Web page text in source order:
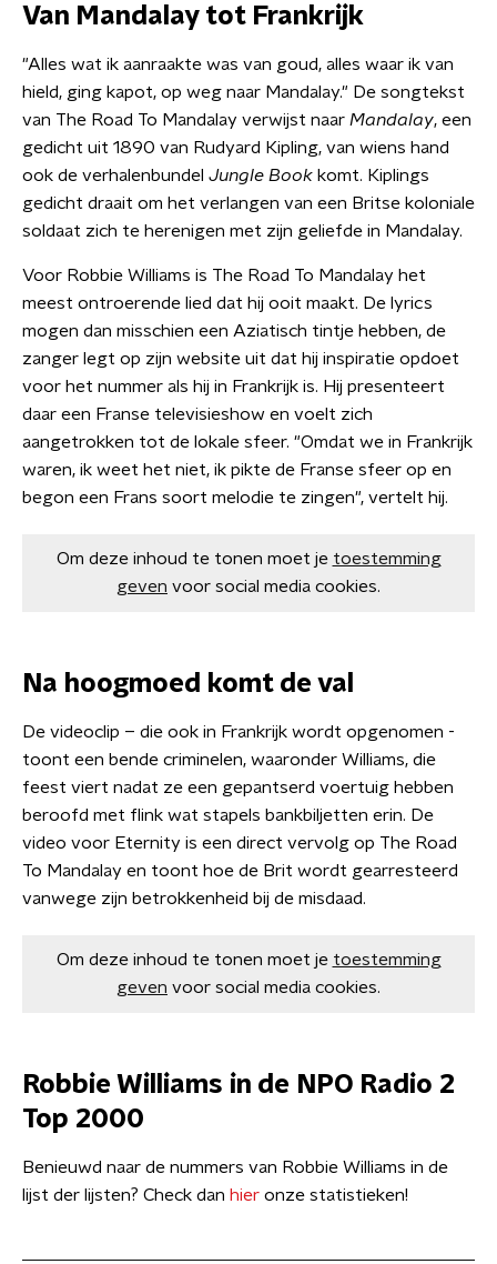
Van Mandalay tot Frankrijk
"Alles wat ik aanraakte was van goud, alles waar ik van
hield, ging kapot, op weg naar Mandalay." De songtekst
van The Road To Mandalay verwijst naar Mandalay, een
gedicht uit 1890 van Rudyard Kipling, van wiens hand
ook de verhalenbundel Jungle Book komt. Kiplings
gedicht draait om het verlangen van een Britse koloniale
soldaat zich te herenigen met zijn geliefde in Mandalay.
Voor Robbie Williams is The Road To Mandalay het
meest ontroerende lied dat hij ooit maakt. De lyrics
mogen dan misschien een Aziatisch tintje hebben, de
zanger legt op zijn website uit dat hij inspiratie opdoet
voor het nummer als hij in Frankrijk is. Hij presenteert
daar een Franse televisieshow en voelt zich
aangetrokken tot de lokale sfeer. "Omdat we in Frankrijk
waren, ik weet het niet, ik pikte de Franse sfeer op en
begon een Frans soort melodie te zingen", vertelt hij.
Om deze inhoud te tonen moet je toestemming
geven voor social media cookies.
Na hoogmoed komt de val
De videoclip – die ook in Frankrijk wordt opgenomen -
toont een bende criminelen, waaronder Williams, die
feest viert nadat ze een gepantserd voertuig hebben
beroofd met flink wat stapels bankbiljetten erin. De
video voor Eternity is een direct vervolg op The Road
To Mandalay en toont hoe de Brit wordt gearresteerd
vanwege zijn betrokkenheid bij de misdaad.
Om deze inhoud te tonen moet je toestemming
geven voor social media cookies.
Robbie Williams in de NPO Radio 2
Top 2000
Benieuwd naar de nummers van Robbie Williams in de
lijst der lijsten? Check dan hier onze statistieken!